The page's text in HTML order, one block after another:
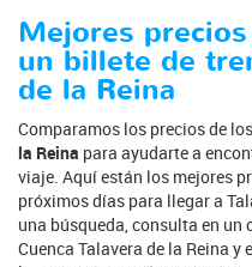
Mejores
un billete de
de la Reina
Comparamos los precios de
la Reina para ayudarte a
viaje. Aquí están los mejores
próximos días para llegar a
una búsqueda, consulta en
Cuenca Talavera de la Reina